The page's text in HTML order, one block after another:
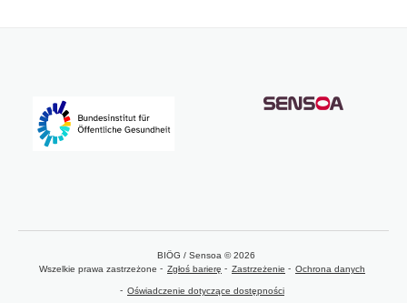
BIÖG / Sensoa © 2026
Wszelkie prawa zastrzeżone
Zgłoś barierę Zastrzeżenie Ochrona danych
Oświadczenie dotyczące dostępności